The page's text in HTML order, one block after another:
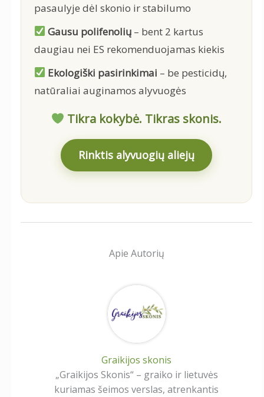
pasaulyje dėl skonio ir stabilumo
Gausu polifenolių – bent 2 kartus
daugiau nei ES rekomenduojamas kiekis
Ekologiški pasirinkimai – be pesticidų,
natūraliai auginamos alyvuogės
Tikra kokybė. Tikras skonis.
Rinktis alyvuogių aliejų
Apie Autorių
Graikijos skonis
„Graikijos Skonis“ – graiko ir lietuvės
kuriamas šeimos verslas, atrenkantis